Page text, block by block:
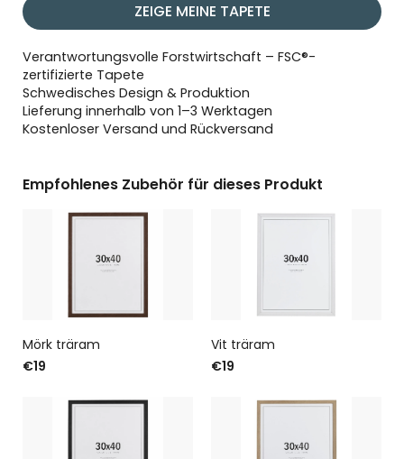
ZEIGE MEINE TAPETE
Verantwortungsvolle Forstwirtschaft – FSC®-
zertifizierte Tapete
Schwedisches Design & Produktion
Lieferung innerhalb von 1–3 Werktagen
Kostenloser Versand und Rückversand
Empfohlenes Zubehör für dieses Produkt
Mörk träram
€19
Vit träram
€19